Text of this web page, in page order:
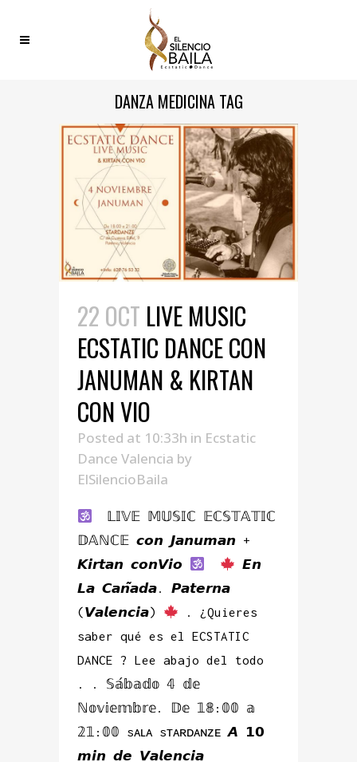
DANZA MEDICINA TAG
22 OCT LIVE MUSIC
ECSTATIC DANCE CON
JANUMAN & KIRTAN
CON VIO
Posted at 10:33h in Ecstatic
Dance Valencia by
ElSilencioBaila
𝕃𝕀𝕍𝔼 𝕄𝕌𝕊𝕀ℂ 𝔼ℂ𝕊𝕋𝔸𝕋𝕀ℂ
𝔻𝔸ℕℂ𝔼 𝙘𝙤𝙣 𝙅𝙖𝙣𝙪𝙢𝙖𝙣 +
𝙆𝙞𝙧𝙩𝙖𝙣 𝙘𝙤𝙣𝙑𝙞𝙤
𝙀𝙣
𝙇𝙖 𝘾𝙖𝙣̃𝙖𝙙𝙖. 𝙋𝙖𝙩𝙚𝙧𝙣𝙖
(𝙑𝙖𝙡𝙚𝙣𝙘𝙞𝙖)
. ¿Quieres
saber qué es el ECSTATIC
DANCE ? Lee abajo del todo
. . 𝕊𝕒́𝕓𝕒𝕕𝕠 𝟜 𝕕𝕖
ℕ𝕠𝕧𝕚𝕖𝕞𝕓𝕣𝕖. 𝔻𝕖 𝟙𝟠:𝟘𝟘 𝕒
𝟚𝟙:𝟘𝟘 sᴀʟᴀ sᴛᴀʀᴅᴀɴᴢᴇ 𝘼 𝟭𝟬
𝙢𝙞𝙣 𝙙𝙚 𝙑𝙖𝙡𝙚𝙣𝙘𝙞𝙖